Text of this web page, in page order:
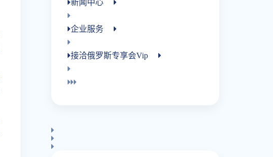
新闻中心
企业服务
接洽俄罗斯专享会vip